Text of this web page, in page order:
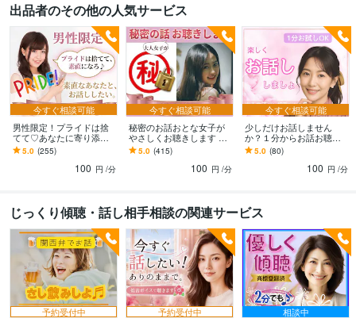
ビジネス・クリエイティブツール
Excel:10年PowerPoint:10年Word:10年Canva:1年
得意分野
悩み相談・カウンセリング やさしさ100%
人間関係 お話し相手 仕事 恋愛 夫婦関係
悩み相談・カウンセリング 寄り添いたい
学歴
短期大学 1990年3月 ~ 1992年2月
1986年3月 ~ 1990年2月
英語 日常会話レベル
出品者のその他の人気サービス
今すぐ相談可能
男性限定！プライドは捨
てて♡あなたに寄り添い
ます モヤモヤ、ストレス
発散して！気楽に気持ち
を話してくださいね♪
5.0 (255)
100 円 /分
今すぐ相談可能
秘密のお話おとな女子が
やさしくお聴きします 誰
にも言わないでなことを
優しく受け止めるので安
5.0 (415)
100 円 /分
今すぐ相談可能
少しだけお話しません
か？１分からお話お聴き
します トライアル感覚で
どうぞ！大人過ぎる女子
がお待ちしております。
5.0 (80)
100 円 /分
じっくり傾聴・話し相手相談の関連サービス
予約受付中
予約受付中
相談中